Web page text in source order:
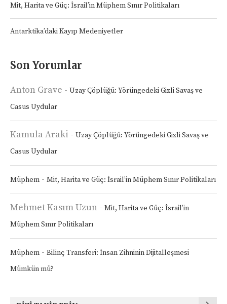
Mit, Harita ve Güç: İsrail’in Müphem Sınır Politikaları
Antarktika’daki Kayıp Medeniyetler
Son Yorumlar
Anton Grave - Uzay Çöplüğü: Yörüngedeki Gizli Savaş ve
Casus Uydular
Kamula Araki - Uzay Çöplüğü: Yörüngedeki Gizli Savaş ve
Casus Uydular
Müphem - Mit, Harita ve Güç: İsrail’in Müphem Sınır Politikaları
Mehmet Kasım Uzun - Mit, Harita ve Güç: İsrail’in
Müphem Sınır Politikaları
Müphem - Bilinç Transferi: İnsan Zihninin Dijitalleşmesi
Mümkün mü?